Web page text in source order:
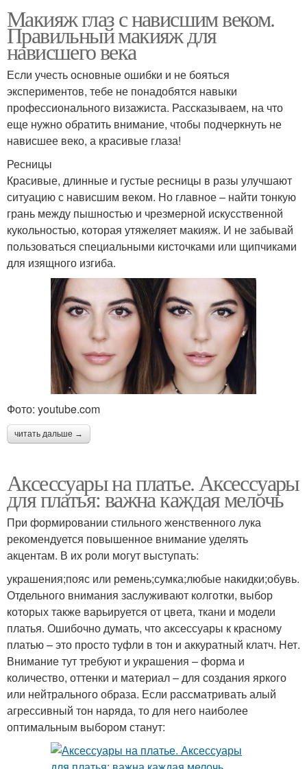
Макияж глаз с нависшим веком.
Правильный макияж для
нависшего века
Если учесть основные ошибки и не бояться
экспериментов, тебе не понадобятся навыки
профессионального визажиста. Рассказываем, на что
еще нужно обратить внимание, чтобы подчеркнуть не
нависшее веко, а красивые глаза!
Ресницы
Красивые, длинные и густые ресницы в разы улучшают
ситуацию с нависшим веком. Но главное – найти тонкую
грань между пышностью и чрезмерной искусственной
кукольностью, которая утяжеляет макияж. И не забывай
пользоваться специальными кисточками или щипчиками
для изящного изгиба.
Фото: youtube.com
читать дальше →
Аксессуары на платье. Аксессуары
для платья: важна каждая мелочь
При формировании стильного женственного лука
рекомендуется повышенное внимание уделять
акцентам. В их роли могут выступать:
украшения;пояс или ремень;сумка;любые накидки;обувь.
Отдельного внимания заслуживают колготки, выбор
которых также варьируется от цвета, ткани и модели
платья. Ошибочно думать, что аксессуары к красному
платью – это просто туфли в тон и аккуратный клатч. Нет.
Внимание тут требуют и украшения – форма и
количество, оттенки и материал – для создания яркого
или нейтрального образа. Если рассматривать алый
агрессивный тон наряда, то для него наиболее
оптимальным выбором станут: